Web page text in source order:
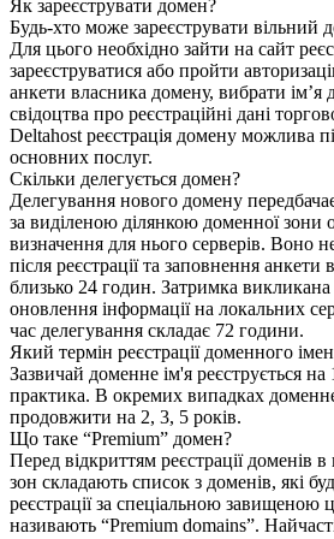
Як зареєструвати домен?
Будь-хто може зареєструвати вільний
Для цього необхідно зайти на сайт
зареєструватися або пройти
анкети власника домену, вибрати ім’я
свідоцтва про реєстраційні дані
Deltahost реєстрація домену можлива
основних послуг.
Скільки делегується домен?
Делегування нового домену
за виділеною ділянкою доменної зони
визначення для нього серверів. Воно
після реєстрації та заповнення анкети
близько 24 годин. Затримка викликана
оновлення інформації на локальних
час делегування складає 72 години.
Який термін реєстрації доменного
Зазвичай доменне ім'я реєструється на
практика. В окремих випадках
продовжити на 2, 3, 5 років.
Що таке “Premium” домен?
Перед відкриттям реєстрації доменів
зон складають список з доменів, які
реєстрації за спеціальною завищеною
називають “Premium domains”.